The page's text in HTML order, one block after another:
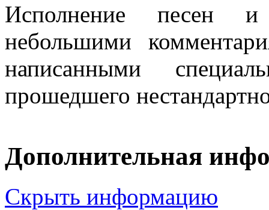
Исполнение песен и
небольшими
написанными
прошедшего
Дополнительная
Скрыть информацию